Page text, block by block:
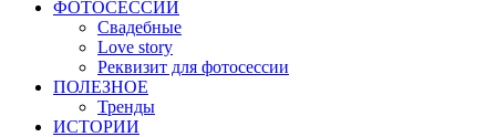
ФОТОСЕССИИ
Свадебные
Love story
Реквизит для фотосессии
ПОЛЕЗНОЕ
Тренды
ИСТОРИИ